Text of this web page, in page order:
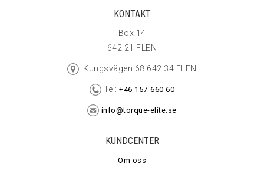
KONTAKT
Box 14
642 21 FLEN
Kungsvägen 68 642 34 FLEN
Tel: +46 157-660 60
info@torque-elite.se
KUNDCENTER
Om oss